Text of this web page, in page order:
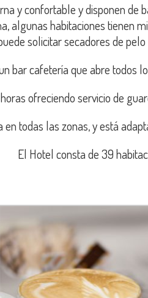
y confortable y disponen de
algunas habitaciones tienen
solicitar secadores de
bar cafetería que abre todos
ofreciendo servicio de
todas las zonas, y está
El Hotel consta de 39